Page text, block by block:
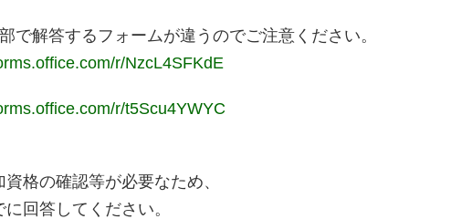
解答するフォームが違うのでご注意ください。
r/NzcL4SFKdE
r/t5Scu4YWYC
の確認等が必要なため、
回答してください。